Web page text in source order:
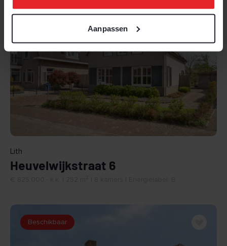
Aanpassen
Lith
Heuvelwijkstraat 6
Beschikbaar